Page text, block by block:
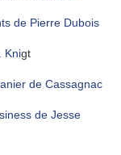
de Pierre Dubois
Knigt
de Cassagnac
de Jesse